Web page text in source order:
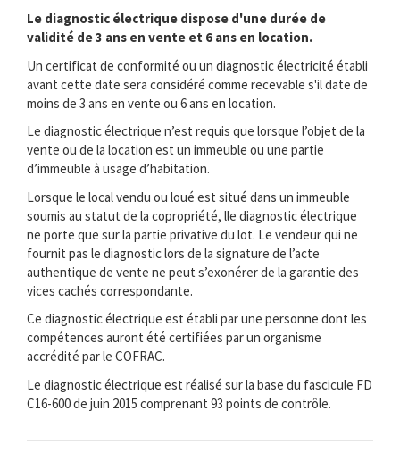
Le diagnostic électrique dispose d'une durée de
validité de 3 ans en vente et 6 ans en location.
Un certificat de conformité ou un diagnostic électricité établi
avant cette date sera considéré comme recevable s'il date de
moins de 3 ans en vente ou 6 ans en location.
Le diagnostic électrique n’est requis que lorsque l’objet de la
vente ou de la location est un immeuble ou une partie
d’immeuble à usage d’habitation.
Lorsque le local vendu ou loué est situé dans un immeuble
soumis au statut de la copropriété, lle diagnostic électrique
ne porte que sur la partie privative du lot. Le vendeur qui ne
fournit pas le diagnostic lors de la signature de l’acte
authentique de vente ne peut s’exonérer de la garantie des
vices cachés correspondante.
Ce diagnostic électrique est établi par une personne dont les
compétences auront été certifiées par un organisme
accrédité par le COFRAC.
Le diagnostic électrique est réalisé sur la base du fascicule FD
C16-600 de juin 2015 comprenant 93 points de contrôle.